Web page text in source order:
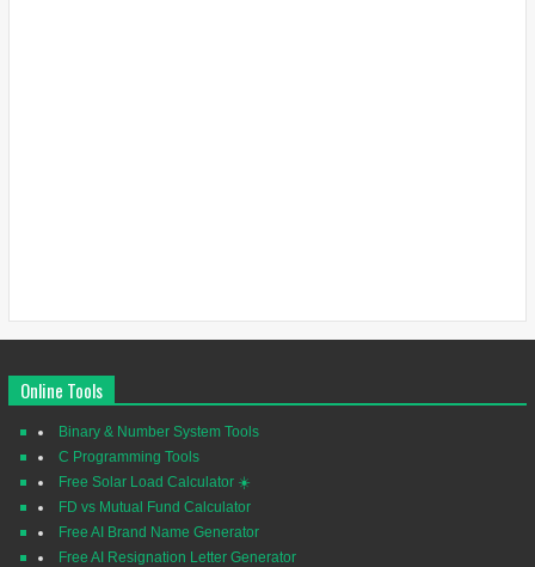
Online Tools
Binary & Number System Tools
C Programming Tools
Free Solar Load Calculator ☀️
FD vs Mutual Fund Calculator
Free AI Brand Name Generator
Free AI Resignation Letter Generator